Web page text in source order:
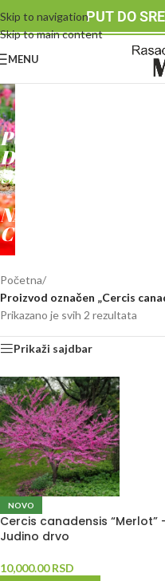
Skip to navigation
Skip to main content
PUT DO
MENU
RASADNIK
MIHALEK
PUT
DO
SREĆE
-
NAŠE
CVEĆE
Početna/
Proizvod označen „Cercis
Prikazano je svih 2 rezultata
Prikaži sajdbar
NOVO
Cercis canadensis “Merlot”
Judino drvo
10,000.00RSD